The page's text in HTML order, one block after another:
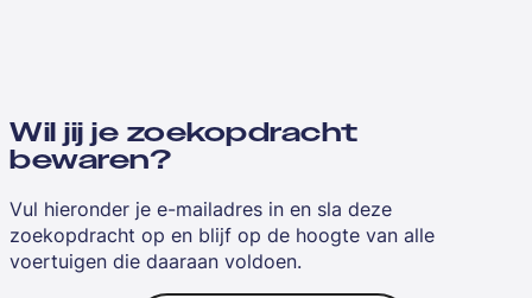
Wil jij je zoekopdracht
bewaren?
Vul hieronder je e-mailadres in en sla deze
zoekopdracht op en blijf op de hoogte van alle
voertuigen die daaraan voldoen.